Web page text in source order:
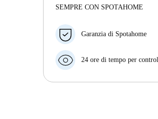
Maggiori informazioni su
SEMPRE CON SPOTAHOME
Garanzia di Spotahome
con breve preavviso, noi A) ti
B) ti rimborseremo totalmente
24 ore di tempo per